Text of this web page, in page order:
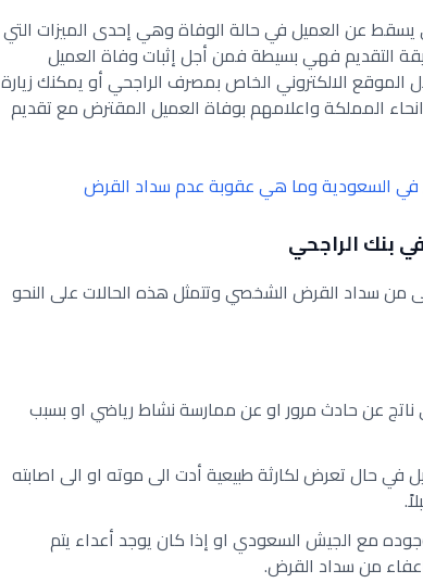
عن العميل في حالة الوفاة وهي إحدى الميزات التي
التقديم فهي بسيطة فمن أجل إثبات وفاة العميل
الالكتروني الخاص بمصرف الراجحي أو يمكنك زيارة
المملكة واعلامهم بوفاة العميل المقترض مع تقديم
السعودية وما هي عقوبة عدم سداد القرض
بنك الراجحي
من سداد القرض الشخصي وتتمثل هذه الحالات على النحو
عن حادث مرور او عن ممارسة نشاط رياضي او بسبب
حال تعرض لكارثة طبيعية أدت الى موته او الى اصابته
مع الجيش السعودي او إذا كان يوجد أعداء يتم
من سداد القرض.